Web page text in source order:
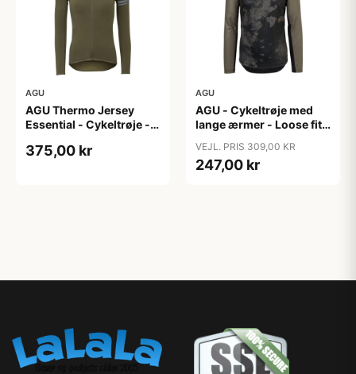
AGU
AGU Thermo Jersey
Essential - Cykeltrøje -
XXL
375,00 kr
AGU
AGU - Cykeltrøje med
lange ærmer - Loose fit -
VEJL. PRIS 309,00 KR
247,00 kr